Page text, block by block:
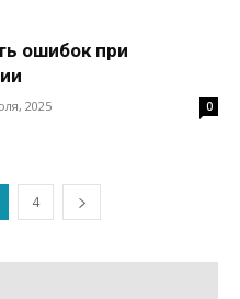
ошибок при
2025 0
4